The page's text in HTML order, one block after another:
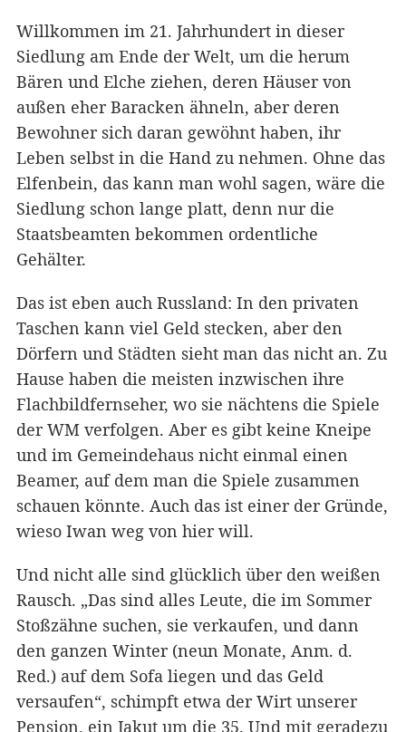
Willkommen im 21. Jahrhundert in dieser
Siedlung am Ende der Welt, um die herum
Bären und Elche ziehen, deren Häuser von
außen eher Baracken ähneln, aber deren
Bewohner sich daran gewöhnt haben, ihr
Leben selbst in die Hand zu nehmen. Ohne das
Elfenbein, das kann man wohl sagen, wäre die
Siedlung schon lange platt, denn nur die
Staatsbeamten bekommen ordentliche
Gehälter.
Das ist eben auch Russland: In den privaten
Taschen kann viel Geld stecken, aber den
Dörfern und Städten sieht man das nicht an. Zu
Hause haben die meisten inzwischen ihre
Flachbildfernseher, wo sie nächtens die Spiele
der WM verfolgen. Aber es gibt keine Kneipe
und im Gemeindehaus nicht einmal einen
Beamer, auf dem man die Spiele zusammen
schauen könnte. Auch das ist einer der Gründe,
wieso Iwan weg von hier will.
Und nicht alle sind glücklich über den weißen
Rausch. „Das sind alles Leute, die im Sommer
Stoßzähne suchen, sie verkaufen, und dann
den ganzen Winter (neun Monate, Anm. d.
Red.) auf dem Sofa liegen und das Geld
versaufen“, schimpft etwa der Wirt unserer
Pension, ein Jakut um die 35. Und mit geradezu